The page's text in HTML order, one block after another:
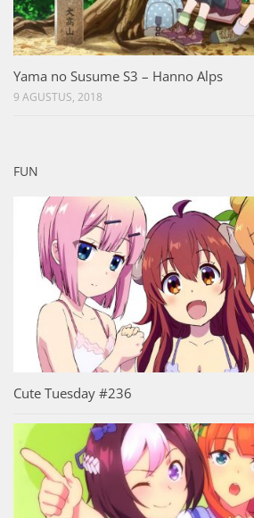
Yama no Susume S3 – Hanno Alps
9 AGUSTUS, 2018
FUN
Cute Tuesday #236